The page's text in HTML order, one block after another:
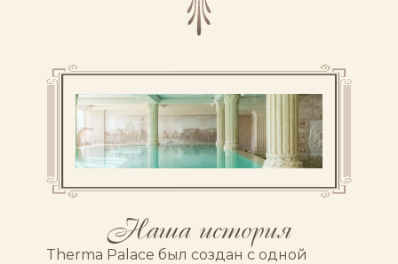
Наша история
Therma Palace был создан с одной